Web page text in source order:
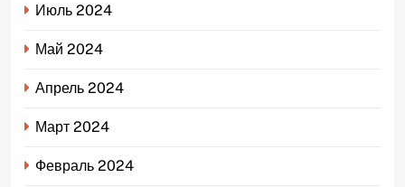
Июль 2024
Май 2024
Апрель 2024
Март 2024
Февраль 2024